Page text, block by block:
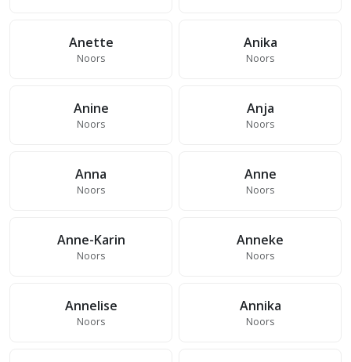
Anette
Noors
Anika
Noors
Anine
Noors
Anja
Noors
Anna
Noors
Anne
Noors
Anne-Karin
Noors
Anneke
Noors
Annelise
Noors
Annika
Noors